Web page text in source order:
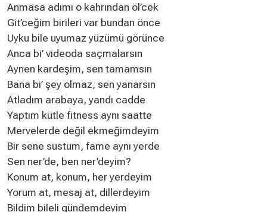
Anmasa adımı o kahrından öl’cek
Git’ceğim birileri var bundan önce
Uyku bile uyumaz yüzümü görünce
Anca bi’ videoda saçmalarsın
Aynen kardeşim, sen tamamsın
Bana bi’ şey olmaz, sen yanarsın
Atladım arabaya, yandı cadde
Yaptım kütle fitness aynı saatte
Mervelerde değil ekmeğimdeyim
Bir sene sustum, fame aynı yerde
Sen ner’de, ben ner’deyim?
Konum at, konum, her yerdeyim
Yorum at, mesaj at, dillerdeyim
Bildim bileli gündemdeyim